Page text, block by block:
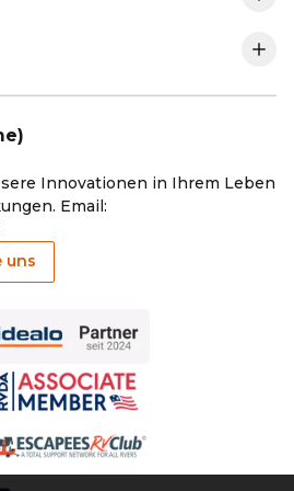
Lithium-Batterie
Batterie
Innovationen in Ihrem Leben
Email:
uns